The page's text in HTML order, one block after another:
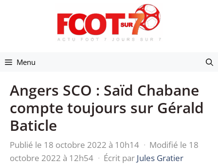
Menu
Angers SCO : Saïd Chabane
compte toujours sur Gérald
Baticle
Publié le 18 octobre 2022 à 10h14 · Modifié le 18
octobre 2022 à 12h54 · Écrit par Jules Gratier